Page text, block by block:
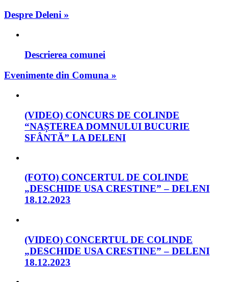
Despre Deleni »
Descrierea comunei
Evenimente din Comuna »
(VIDEO) CONCURS DE COLINDE
“NAȘTEREA DOMNULUI BUCURIE
SFÂNTĂ” LA DELENI
(FOTO) CONCERTUL DE COLINDE
„DESCHIDE USA CRESTINE” – DELENI
18.12.2023
(VIDEO) CONCERTUL DE COLINDE
„DESCHIDE USA CRESTINE” – DELENI
18.12.2023